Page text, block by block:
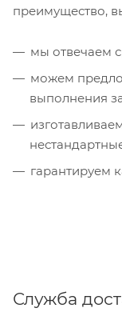
преимущество,
мы отвечаем
можем
выполнения
гарантируем
Служба